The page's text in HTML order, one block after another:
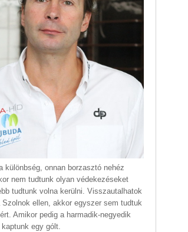
onnan borzasztó nehéz
nem tudtunk olyan védekezéseket
tudtunk volna kerülni. Visszautalhatok
ellen, akkor egyszer sem tudtuk
Amikor pedig a harmadik-negyedik
egy gólt.